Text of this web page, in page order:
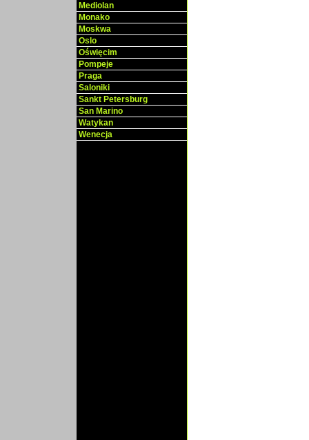
Mediolan
Monako
Moskwa
Oslo
Oświęcim
Pompeje
Praga
Saloniki
Sankt Petersburg
San Marino
Watykan
Wenecja